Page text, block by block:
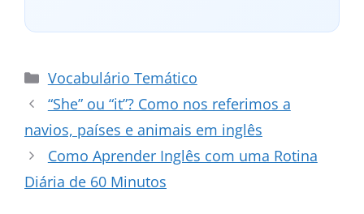
Categorias
Vocabulário Temático
“She” ou “it”? Como nos referimos a
navios, países e animais em inglês
Como Aprender Inglês com uma Rotina
Diária de 60 Minutos